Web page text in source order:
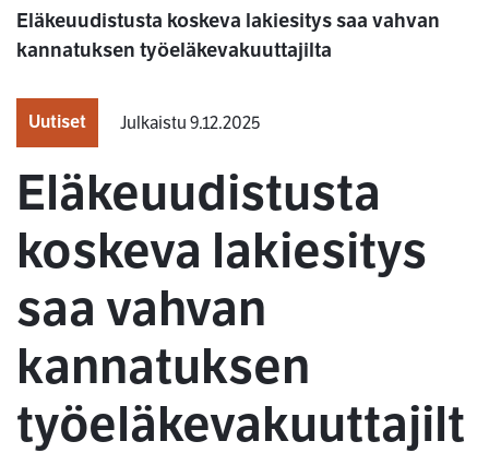
Eläkeuudistusta koskeva lakiesitys saa vahvan
kannatuksen työeläkevakuuttajilta
Uutiset Julkaistu 9.12.2025
Eläkeuudistusta
koskeva lakiesitys
saa vahvan
kannatuksen
työeläkevakuuttajilt